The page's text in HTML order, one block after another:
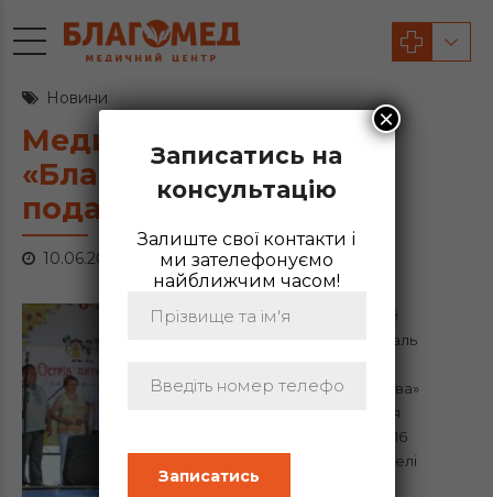
Новини
Медичний центр
«Благомед» зробив
подарунок для дітей
10.06.2016
Дитячий
фестиваль
дитинства»
відбувся
29.05.2016
року в селі
Записатись на
консультацію
Залиште свої контакти і
ми зателефонуємо
найближчим часом!
×